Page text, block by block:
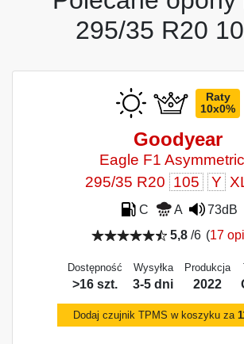
295/35 R20
Raty
10x0%
Goodyear
Eagle F1
295/35 R20 105 Y
C A
73dB
5,8/6 (17
Dostępność
>16 szt.
Wysyłka
3-5 dni
Produkcja
2022
Dodaj czujnik TPMS w koszyku za